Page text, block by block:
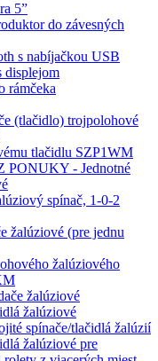
5”
do závesných
s nabíjačkou USB
displejom
rámčeka
(tlačidlo) trojpolohové
tlačidlu SZP1WM
- Jednotné
spínač, 1-0-2
žalúziové (pre jednu
žalúziového
žalúziové
žalúziové
spínače/tlačidlá žalúzií
žalúziové pre